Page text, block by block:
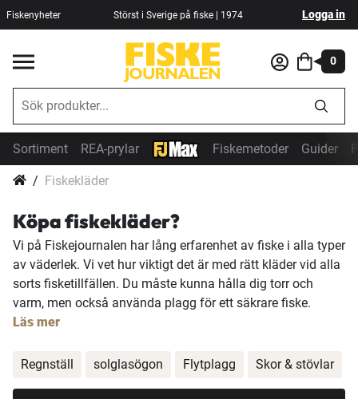
Fiskenyheter Störst i Sverige på fiske | 1974 Logga in
0
Sortiment REA-prylar Fiskemetoder Guider
Fiskekläder
Köpa fiskekläder?
Vi på Fiskejournalen har lång erfarenhet av fiske i alla typer
av väderlek. Vi vet hur viktigt det är med rätt kläder vid alla
sorts fisketillfällen. Du måste kunna hålla dig torr och
varm, men också använda plagg för ett säkrare fiske.
Läs mer
Regnställ solglasögon Flytplagg Skor & stövlar